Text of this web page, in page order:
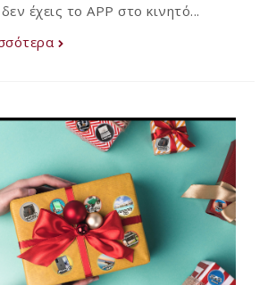
έχεις το APP στο κινητό...